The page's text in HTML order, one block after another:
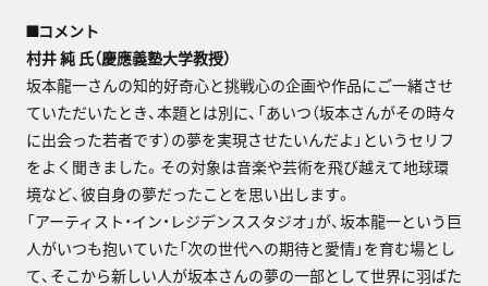
■コメント
村井 純 氏（慶應義塾大学教授）
坂本龍一さんの知的好奇心と挑戦心の企画や作品にご一緒させ
ていただいたとき、本題とは別に、「あいつ（坂本さんがその時々
に出会った若者です）の夢を実現させたいんだよ」というセリフ
をよく聞きました。その対象は音楽や芸術を飛び越えて地球環
境など、彼自身の夢だったことを思い出します。
「アーティスト・イン・レジデンススタジオ」が、坂本龍一という巨
人がいつも抱いていた「次の世代への期待と愛情」を育む場とし
て、そこから新しい人が坂本さんの夢の一部として世界に羽ばた